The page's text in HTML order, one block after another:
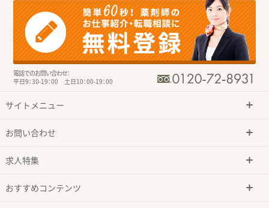
電話でのお問い合わせ：
平日9：30-19：00 土日10：00-19：00
サイトメニュー
お問い合わせ
求人特集
おすすめコンテンツ